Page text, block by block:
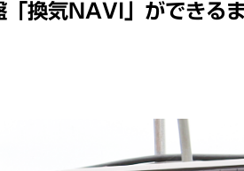
換気NAVI」ができる